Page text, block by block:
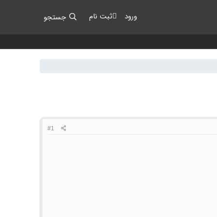
ورود ثبت نام جستجو
#1